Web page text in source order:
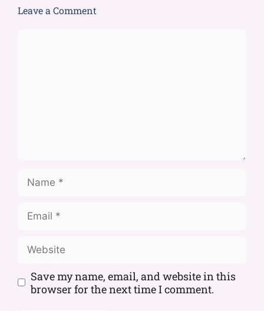
Leave a Comment
Save my name, email, and website in this
browser for the next time I comment.